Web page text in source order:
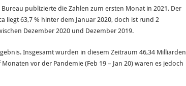
publizierte die Zahlen zum ersten Monat in 2021. Der
liegt 63,7 % hinter dem Januar 2020, doch ist rund 2
Dezember 2020 und Dezember 2019.
Insgesamt wurden in diesem Zeitraum 46,34 Milliarden
vor der Pandemie (Feb 19 – Jan 20) waren es jedoch